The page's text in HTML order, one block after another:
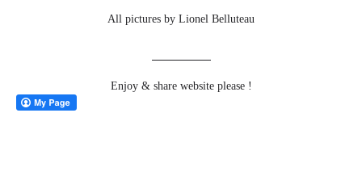
All pictures by Lionel Belluteau
Enjoy & share website please !